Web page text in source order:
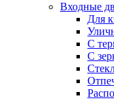
Входные
Для
С
С